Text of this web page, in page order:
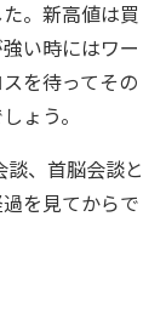
。新高値は買
い時にはワー
を待ってその
ょう。
、首脳会談と
を見てからで